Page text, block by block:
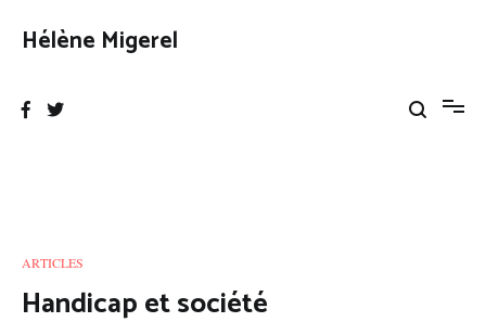
Hélène Migerel
ARTICLES
Handicap et société